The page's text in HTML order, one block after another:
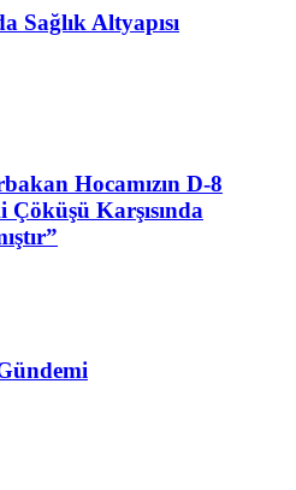
Sağlık Altyapısı
Hocamızın D-8
Çöküşü Karşısında